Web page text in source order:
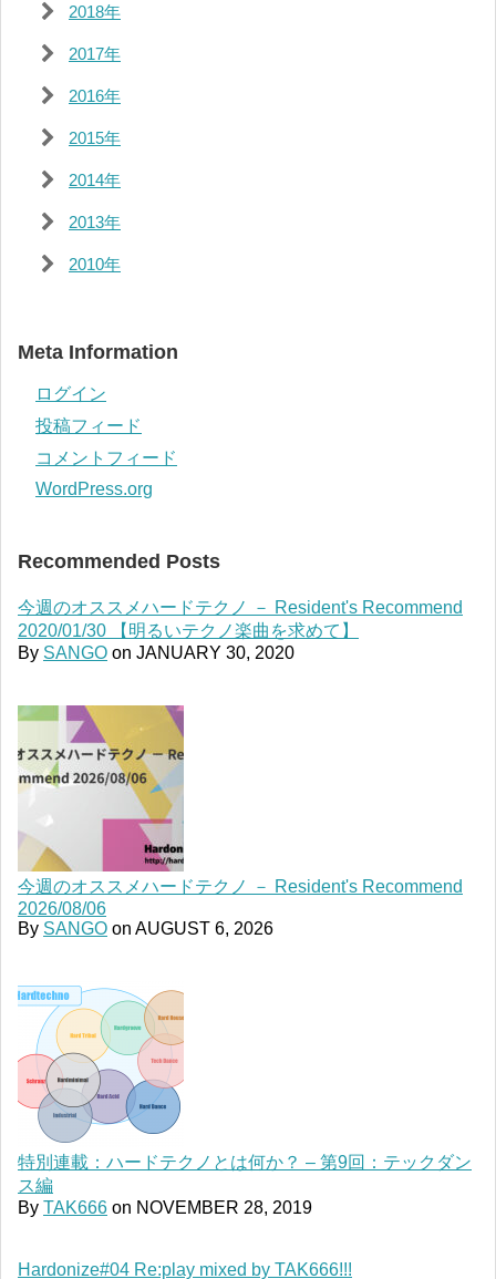
2018年
2017年
2016年
2015年
2014年
2013年
2010年
Meta Information
ログイン
投稿フィード
コメントフィード
WordPress.org
Recommended Posts
今週のオススメハードテクノ － Resident's Recommend
2020/01/30 【明るいテクノ楽曲を求めて】
By SANGO on JANUARY 30, 2020
今週のオススメハードテクノ － Resident's Recommend
2026/08/06
By SANGO on AUGUST 6, 2026
特別連載：ハードテクノとは何か？ – 第9回：テックダン
ス編
By TAK666 on NOVEMBER 28, 2019
Hardonize#04 Re:play mixed by TAK666!!!